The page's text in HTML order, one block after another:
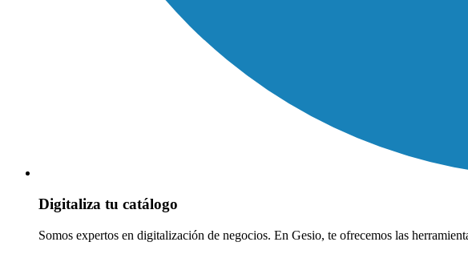
Digitaliza tu catálogo
Somos expertos en digitalización de negocios. En Gesio, te ofrecemos las